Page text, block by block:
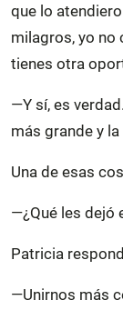
que lo
milagros, yo no
tienes otra
—Y sí, es
más grande y
Una de esas
—¿Qué les dejó
Patricia
—Unirnos más